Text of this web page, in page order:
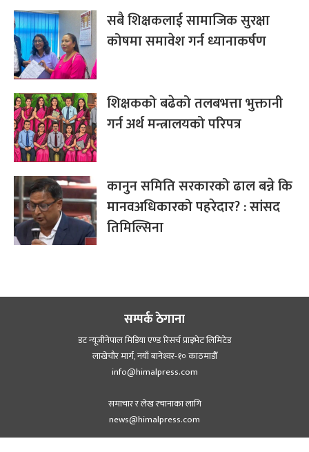
सबै शिक्षकलाई सामाजिक सुरक्षा
कोषमा समावेश गर्न ध्यानाकर्षण
शिक्षकको बढेको तलबभत्ता भुक्तानी
गर्न अर्थ मन्त्रालयको परिपत्र
कानुन समिति सरकारको ढाल बन्ने कि
मानवअधिकारको पहरेदार? : सांसद
तिमिल्सिना
सम्पर्क ठेगाना
डट न्यूजीनेपाल मिडिया एण्ड रिसर्च प्राइभेट लिमिटेड
लाखेचौर मार्ग, नयाँ बानेश्‍वर-१० काठमाडौँ
info@himalpress.com
समाचार र लेख रचानाका लागि
news@himalpress.com